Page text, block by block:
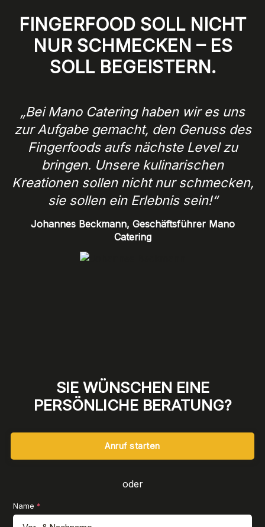
FINGERFOOD SOLL NICHT
NUR SCHMECKEN – ES
SOLL BEGEISTERN.
„Bei Mano Catering haben wir es uns
zur Aufgabe gemacht, den Genuss des
Fingerfoods aufs nächste Level zu
bringen. Unsere kulinarischen
Kreationen sollen nicht nur schmecken,
sie sollen ein Erlebnis sein!“
Johannes Beckmann, Geschäftsführer Mano
Catering
SIE WÜNSCHEN EINE
PERSÖNLICHE BERATUNG?
Anruf starten
oder
Formular überspringen
Name *